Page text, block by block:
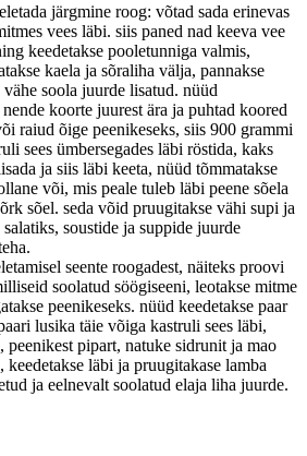
järgmine roog: võtad sada erinevas
vees läbi. siis paned nad keeva vee
keedetakse pooletunniga valmis,
kaela ja sõraliha välja, pannakse
soola juurde lisatud. nüüd
koorte juurest ära ja puhtad koored
raiud õige peenikeseks, siis 900 grammi
sees ümbersegades läbi röstida, kaks
ja siis läbi keeta, nüüd tõmmatakse
või, mis peale tuleb läbi peene sõela
sõel. seda võid pruugitakse vähi supi ja
soustide ja suppide juurde
seente roogadest, näiteks proovi
soolatud söögiseeni, leotakse mitme
peenikeseks. nüüd keedetakse paar
lusika täie võiga kastruli sees läbi,
peenikest pipart, natuke sidrunit ja mao
läbi ja pruugitakase lamba
ja eelnevalt soolatud elaja liha juurde.